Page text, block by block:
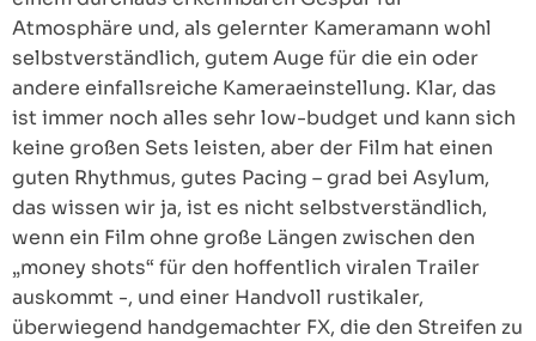
Atmosphäre und, als gelernter Kameramann wohl
selbstverständlich, gutem Auge für die ein oder
andere einfallsreiche Kameraeinstellung. Klar, das
ist immer noch alles sehr low-budget und kann sich
keine großen Sets leisten, aber der Film hat einen
guten Rhythmus, gutes Pacing – grad bei Asylum,
das wissen wir ja, ist es nicht selbstverständlich,
wenn ein Film ohne große Längen zwischen den
„money shots“ für den hoffentlich viralen Trailer
auskommt -, und einer Handvoll rustikaler,
überwiegend handgemachter FX, die den Streifen zu